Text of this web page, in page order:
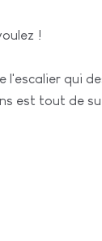
!
l'escalier qui
est tout de